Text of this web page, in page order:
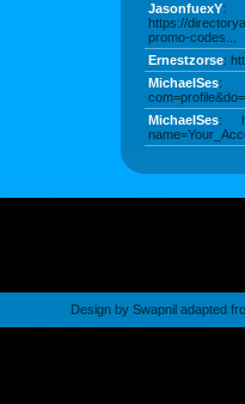
JasonfuexY:
https://
promo-codes...
Ernestzorse:
MichaelSes:
MichaelSes:
Design by Swapnil adapted